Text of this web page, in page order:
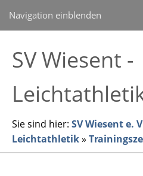
Navigation einblenden
SV Wiesent -
Sie sind hier: SV Wiesent e.
Leichtathletik»